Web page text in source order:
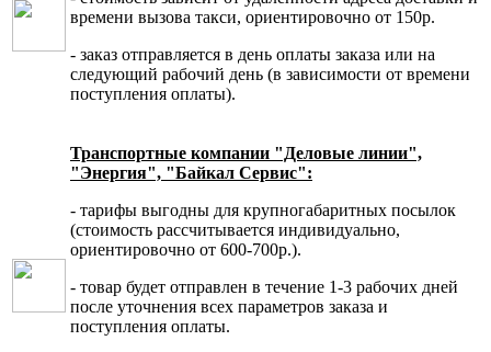
времени вызова такси, ориентировочно от 150р.
- заказ отправляется в день оплаты заказа или на
следующий рабочий день (в зависимости от времени
поступления оплаты).
Транспортные компании "Деловые линии",
"Энергия", "Байкал Сервис":
- тарифы выгодны для крупногабаритных посылок
(стоимость рассчитывается индивидуально,
ориентировочно от 600-700р.).
- товар будет отправлен в течение 1-3 рабочих дней
после уточнения всех параметров заказа и
поступления оплаты.